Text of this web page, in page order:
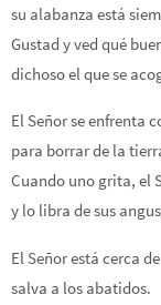
su alabanza está
Gustad y ved qué
dichoso el que se
El Señor se enfrenta
para borrar de la
Cuando uno grita, el
y lo libra de sus
El Señor está cerca
salva a los abatidos.